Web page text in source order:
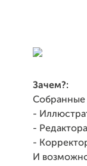
Зачем?:
Собранные
-
-
-
И